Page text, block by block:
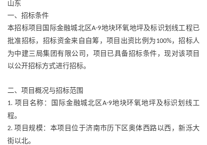
山东
一、招标条件
本招标项目国际金融城北区A-9地块环氧地坪及标识划线工程已
批准招标，招标资金来自自筹，项目出资比例为 100%，招标人
为中建三局集团有限公司，项目已具备招标条件，现对该项目
以公开招标方式进行招标。
二、项目概况与招标范围
1. 项目名称：国际金融城北区 A-9地块环氧地坪及标识划线工
程。
2.项目规模：本项目位于济南市历下区奥体西路以西，新泺大
街以北。